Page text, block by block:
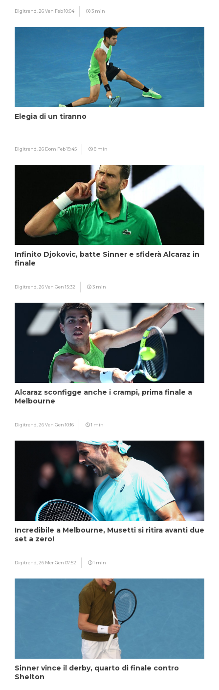
Digitrend, 26 Ven Feb 10:04 3 min
Elegia di un tiranno
Digitrend, 26 Dom Feb 19:45 8 min
Infinito Djokovic, batte Sinner e sfiderà Alcaraz in
finale
Digitrend, 26 Ven Gen 15:32 3 min
Alcaraz sconfigge anche i crampi, prima finale a
Melbourne
Digitrend, 26 Ven Gen 10:16 1 min
Incredibile a Melbourne, Musetti si ritira avanti due
set a zero!
Digitrend, 26 Mer Gen 07:52 1 min
Sinner vince il derby, quarto di finale contro
Shelton